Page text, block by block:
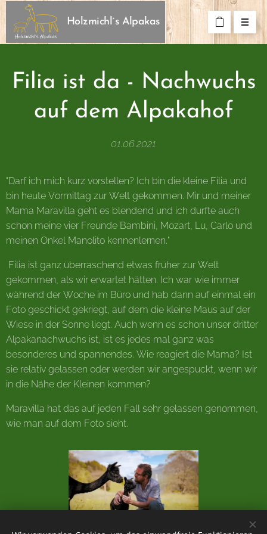
Holzmichl´s Alpakas
Filia ist da - Nachwuchs
auf dem Alpakahof
01.06.2021
"Darf ich mich kurz vorstellen? Ich bin die kleine Filia und
bin heute Vormittag zur Welt gekommen. Mir und meiner
Mama Maravilla geht es blendend und ich durfte auch
schon meine vier Freunde Bambini, Mozart, Lu, Carlo und
meinen Onkel Manolito kennenlernen."
Filia ist ganz überraschend etwas früher zur Welt
gekommen, als wir erwartet hätten. Ich war wie immer
während der Woche im Büro und hab dann auf einmal ein
Foto geschickt gekriegt, auf dem die kleine Maus auf der
Wiese in der Sonne liegt. Auch wenn es schon unser dritter
Alpakanachwuchs ist, ist es jedes mal ganz was
besonderes und spannendes. Wie reagiert die Mama? Ist
sie relativ gelassen oder werden wir angespuckt, wenn wir
in die Nähe der Kleinen kommen?
Maravilla hat das auf jeden Fall sehr gelassen genommen,
wie man auf dem Foto sieht.